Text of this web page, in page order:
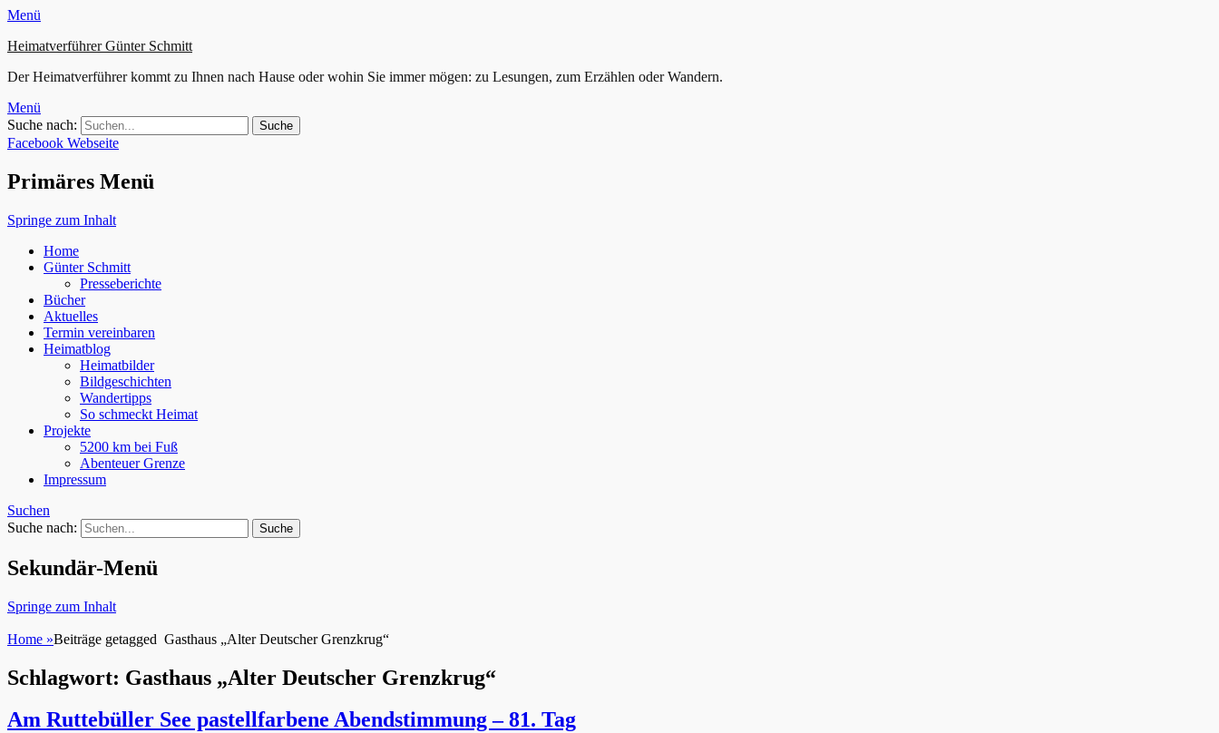
Menü
Heimatverführer Günter Schmitt
Der Heimatverführer kommt zu Ihnen nach Hause oder wohin Sie immer mögen: zu Lesungen, zum Erzählen oder Wandern.
Menü
Suche nach:
Facebook Webseite
Primäres Menü
Springe zum Inhalt
Home
Günter Schmitt
Presseberichte
Bücher
Aktuelles
Termin vereinbaren
Heimatblog
Heimatbilder
Bildgeschichten
Wandertipps
So schmeckt Heimat
Projekte
5200 km bei Fuß
Abenteuer Grenze
Impressum
Suchen
Suche nach:
Sekundär-Menü
Springe zum Inhalt
Home »Beiträge getagged Gasthaus „Alter Deutscher Grenzkrug“
Schlagwort: Gasthaus „Alter Deutscher Grenzkrug“
Am Ruttebüller See pastellfarbene Abendstimmung – 81. Tag